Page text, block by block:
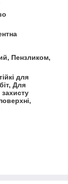
Пензликом,
для
Для